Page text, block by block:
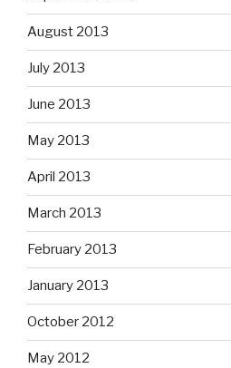
August 2013
July 2013
June 2013
May 2013
April 2013
March 2013
February 2013
January 2013
October 2012
May 2012